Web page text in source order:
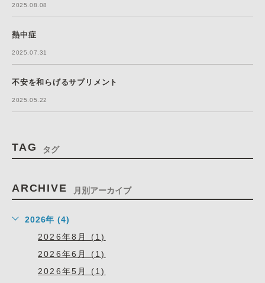
2025.08.08
熱中症
2025.07.31
不安を和らげるサプリメント
2025.05.22
TAG タグ
ARCHIVE 月別アーカイブ
2026年 (4)
2026年8月 (1)
2026年6月 (1)
2026年5月 (1)